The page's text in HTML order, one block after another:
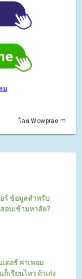
ย
โดย Wowprae.m
ร์ ข้อมูลสำหรับ
อบเข้ามหาลัย?
ตอร์ ค่าเทอม
ก็เรียนไหว ถ้าเก่ง